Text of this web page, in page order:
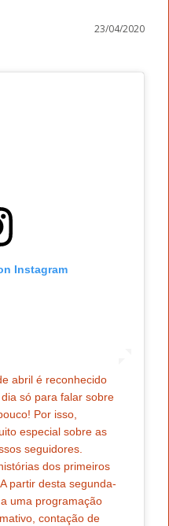
23/04/2020
Instagram
abril é reconhecido
só para falar sobre
Por isso,
especial sobre as
seguidores.
dos primeiros
partir desta segunda-
uma programação
contação de